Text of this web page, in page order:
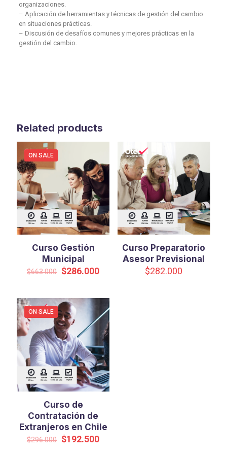
organizaciones.
– Aplicación de herramientas y técnicas de gestión del cambio
en situaciones prácticas.
– Discusión de desafíos comunes y mejores prácticas en la
gestión del cambio.
Related products
ON SALE
Curso Gestión
Municipal
$663.000 Original
$663.000.
$286.000Current
$286.000.
Curso Preparatorio
Asesor Previsional
$282.000
ON SALE
Curso de
Contratación de
Extranjeros en Chile
$296.000 Original
$192.500Current